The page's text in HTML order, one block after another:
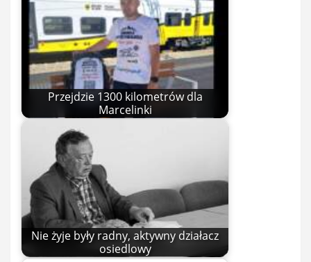
Przejdzie 1300 kilometrów dla
Marcelinki
Nie żyje były radny, aktywny działacz
osiedlowy